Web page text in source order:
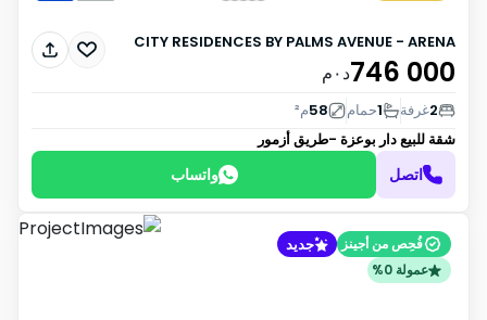
CITY RESIDENCES BY PALMS AVENUE - ARENA
746 000د٠م
2غرفة 1حمام 58م²
شقة للبيعدار بوعزة -طريق أزمور
اتصل واتساب
فُحِص من أجينز جديد
عمولة 0%